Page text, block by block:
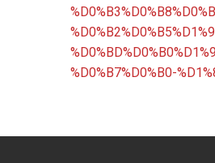
%D0%B7%D0%B0-